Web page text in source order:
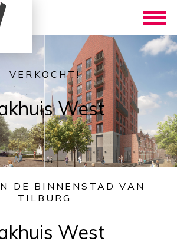
VERKOCHT!
West
DE BINNENSTAD VAN
TILBURG
West